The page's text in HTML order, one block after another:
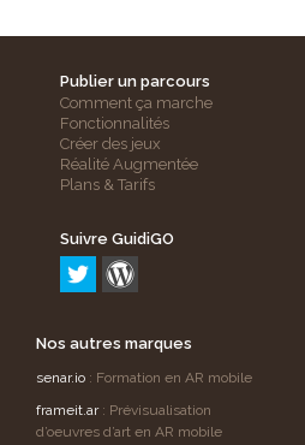
Publier un parcours
Comment ça marche
Fonctionnalités
Créer des jeux
Réalité Augmentée
Plans & Tarifs
Suivre GuidiGO
Nos autres marques
senar.io : Formation en AR mobile
frameit.ar: Prévisualisation
d’oeuvres d’art en AR mobile